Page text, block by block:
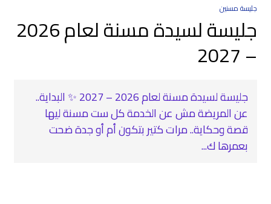
جليسة مسنين
جليسة لسيدة مسنة لعام 2026
– 2027
جليسة لسيدة مسنة لعام 2026 – 2027 ✨ البداية..
عن المريضة مش عن الخدمة كل ست مسنة ليها
قصة وحكاية.. مرات كتير بتكون أم أو جدة ضحت
بعمرها ك...